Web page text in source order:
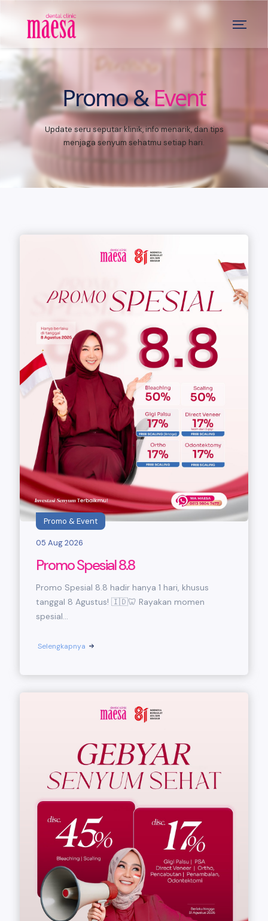
Promo &Event
Update seru seputar klinik, info menarik, dan tips
menjaga senyum sehatmu setiap hari.
Promo & Event
05 Aug 2026
Promo Spesial 8.8
Promo Spesial 8.8 hadir hanya 1 hari, khusus
tanggal 8 Agustus! 🇮🇩🦷 Rayakan momen
spesial...
Selengkapnya